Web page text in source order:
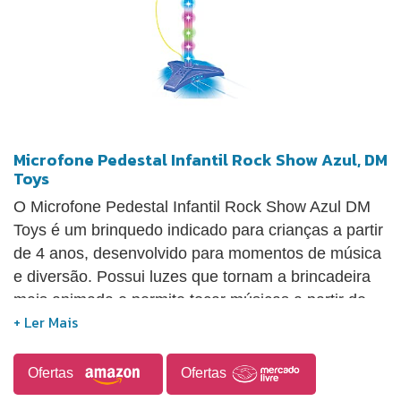
Microfone Pedestal Infantil Rock Show Azul, DM
Toys
O Microfone Pedestal Infantil Rock Show Azul DM
Toys é um brinquedo indicado para crianças a partir
de 4 anos, desenvolvido para momentos de música
e diversão. Possui luzes que tornam a brincadeira
mais animada e permite tocar músicas a partir de
MP3 player ou smartphone, não inclusos. O produto
item, e oferece uma experiência lúdica para a
criança brincar de cantar e se sentir como uma
Ofertas Ofertas